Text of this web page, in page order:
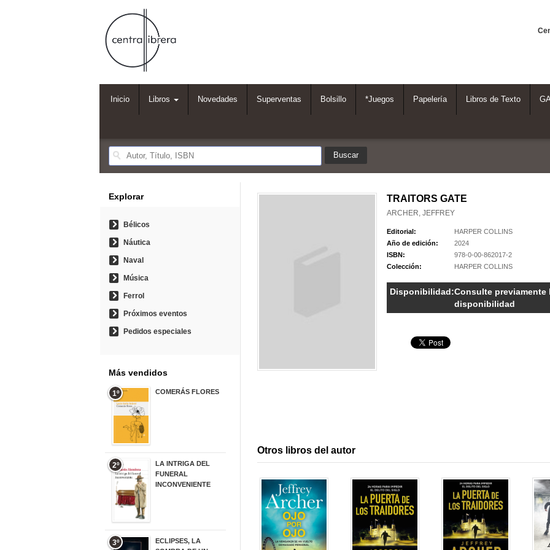
Inicio Libros Novedades Superventas Bolsillo *Juegos Papelería Libros de Texto
TRAITORS GATE
ARCHER, JEFFREY
Editorial:
HARPER COLLINS
Año de edición:
2024
ISBN:
978-0-00-862017-2
Colección:
HARPER COLLINS
Disponibilidad:Consulte previamente
disponibilidad
Otros libros del autor
Explorar
Bélicos
Náutica
Naval
Música
Ferrol
Próximos eventos
Pedidos especiales
Más vendidos
1º COMERÁS FLORES
2º
LA INTRIGA DEL
FUNERAL
INCONVENIENTE
3º
ECLIPSES, LA